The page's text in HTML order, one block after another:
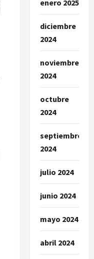
enero 2025
diciembre
2024
noviembre
2024
octubre
2024
septiembre
2024
julio 2024
junio 2024
mayo 2024
abril 2024